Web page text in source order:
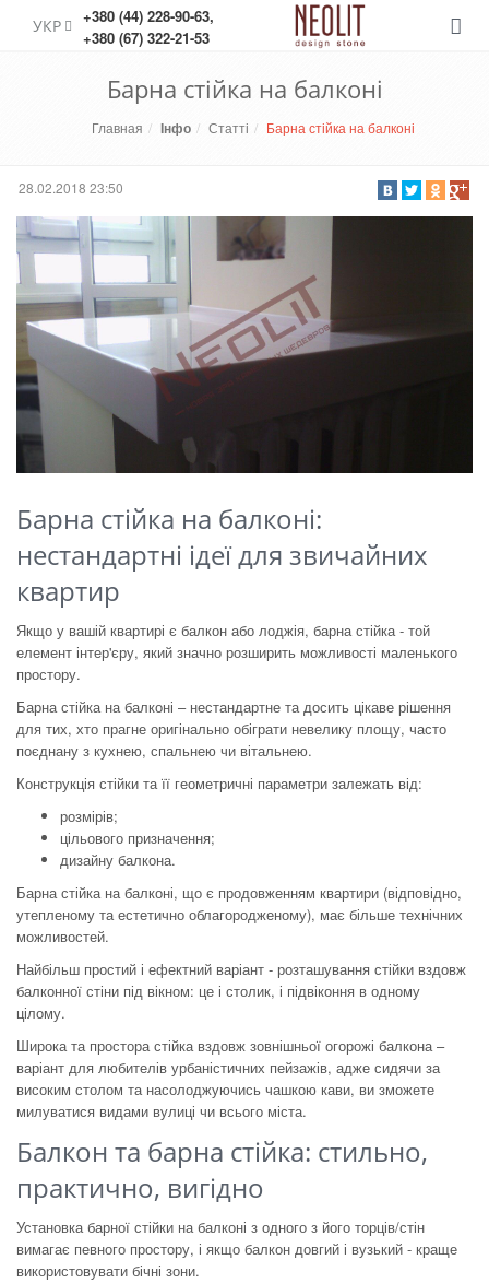
УКР +380 (44) 228-90-63,
+380 (67) 322-21-53
Меню
Барна стійка на балконі
Главная Інфо Статті Барна стійка на балконі
28.02.2018 23:50
Барна стійка на балконі:
нестандартні ідеї для звичайних
квартир
Якщо у вашій квартирі є балкон або лоджія, барна стійка - той
елемент інтер'єру, який значно розширить можливості маленького
простору.
Барна стійка на балконі – нестандартне та досить цікаве рішення
для тих, хто прагне оригінально обіграти невелику площу, часто
поєднану з кухнею, спальнею чи вітальнею.
Конструкція стійки та її геометричні параметри залежать від:
розмірів;
цільового призначення;
дизайну балкона.
Барна стійка на балконі, що є продовженням квартири (відповідно,
утепленому та естетично облагородженому), має більше технічних
можливостей.
Найбільш простий і ефектний варіант - розташування стійки вздовж
балконної стіни під вікном: це і столик, і підвіконня в одному
цілому.
Широка та простора стійка вздовж зовнішньої огорожі балкона –
варіант для любителів урбаністичних пейзажів, адже сидячи за
високим столом та насолоджуючись чашкою кави, ви зможете
милуватися видами вулиці чи всього міста.
Балкон та барна стійка: стильно,
практично, вигідно
Установка барної стійки на балконі з одного з його торців/стін
вимагає певного простору, і якщо балкон довгий і вузький - краще
використовувати бічні зони.